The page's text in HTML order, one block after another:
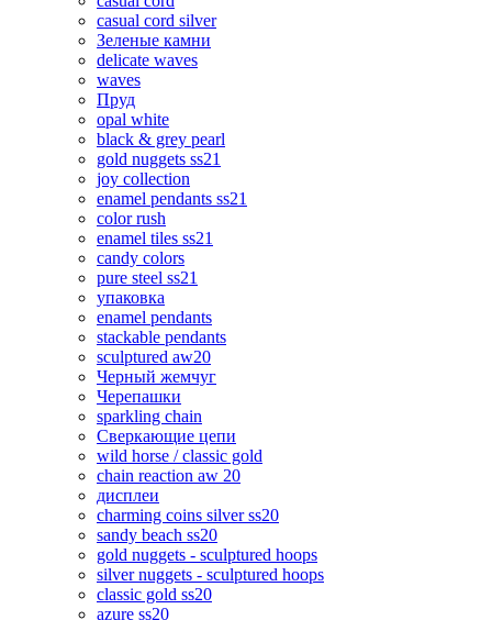
casual cord silver
Зеленые камни
delicate waves
waves
Пруд
opal white
black & grey pearl
gold nuggets ss21
joy collection
enamel pendants ss21
color rush
enamel tiles ss21
candy colors
pure steel ss21
упаковка
enamel pendants
stackable pendants
sculptured aw20
Черный жемчуг
Черепашки
sparkling chain
Сверкающие цепи
wild horse / classic gold
chain reaction aw 20
дисплеи
charming coins silver ss20
sandy beach ss20
gold nuggets - sculptured hoops
silver nuggets - sculptured hoops
classic gold ss20
azure ss20